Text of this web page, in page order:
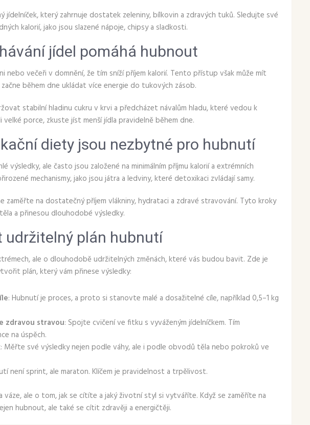
jídelníček, který zahrnuje dostatek zeleniny, bílkovin a zdravých tuků. Sledujte své
kalorií, jako jsou slazené nápoje, chipsy a sladkosti.
jídel pomáhá hubnout
nebo večeři v domnění, že tím sníží příjem kalorií. Tento přístup však může mít
během dne ukládat více energie do tukových zásob.
stabilní hladinu cukru v krvi a předcházet návalům hladu, které vedou k
velké porce, zkuste jíst menší jídla pravidelně během dne.
diety jsou nezbytné pro hubnutí
výsledky, ale často jsou založené na minimálním příjmu kalorií a extrémních
mechanismy, jako jsou játra a ledviny, které detoxikaci zvládají samy.
na dostatečný příjem vlákniny, hydrataci a zdravé stravování. Tyto kroky
a přinesou dlouhodobé výsledky.
udržitelný plán hubnutí
ale o dlouhodobě udržitelných změnách, které vás budou bavit. Zde je
plán, který vám přinese výsledky:
: Hubnutí je proces, a proto si stanovte malé a dosažitelné cíle, například 0,5–1 kg
zdravou stravou: Spojte cvičení ve fitku s vyváženým jídelníčkem. Tím
na úspěch.
: Měřte své výsledky nejen podle váhy, ale i podle obvodů těla nebo pokroků ve
není sprint, ale maraton. Klíčem je pravidelnost a trpělivost.
váze, ale o tom, jak se cítíte a jaký životní styl si vytváříte. Když se zaměříte na
hubnout, ale také se cítit zdravěji a energičtěji.